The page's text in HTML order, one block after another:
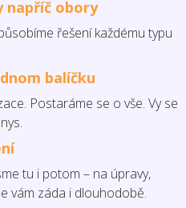
napříč obory
řešení každému typu
balíčku
Postaráme se o vše. Vy se
tu i potom – na úpravy,
vám záda i dlouhodobě.